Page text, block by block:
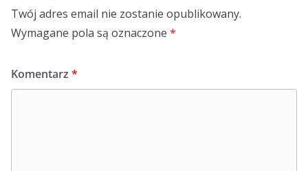
Twój adres email nie zostanie opublikowany.
Wymagane pola są oznaczone *
Komentarz *